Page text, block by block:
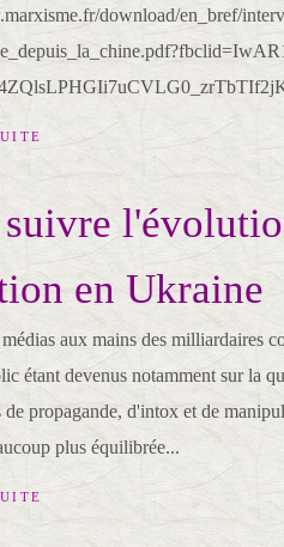
download/en_bref/
suivre
en Ukraine
aux mains des milliardaires
étant devenus notamment sur la
de propagande, d'intox et de
plus équilibrée...